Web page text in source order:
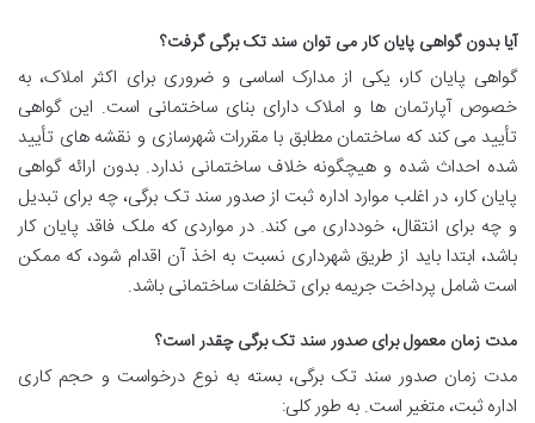
آیا بدون گواهی پایان کار می توان سند تک برگی گرفت؟
گواهی پایان کار، یکی از مدارک اساسی و ضروری برای اکثر املاک، به
خصوص آپارتمان ها و املاک دارای بنای ساختمانی است. این گواهی
تأیید می کند که ساختمان مطابق با مقررات شهرسازی و نقشه های تأیید
شده احداث شده و هیچگونه خلاف ساختمانی ندارد. بدون ارائه گواهی
پایان کار، در اغلب موارد اداره ثبت از صدور سند تک برگی، چه برای تبدیل
و چه برای انتقال، خودداری می کند. در مواردی که ملک فاقد پایان کار
باشد، ابتدا باید از طریق شهرداری نسبت به اخذ آن اقدام شود، که ممکن
است شامل پرداخت جریمه برای تخلفات ساختمانی باشد.
مدت زمان معمول برای صدور سند تک برگی چقدر است؟
مدت زمان صدور سند تک برگی، بسته به نوع درخواست و حجم کاری
اداره ثبت، متغیر است. به طور کلی: